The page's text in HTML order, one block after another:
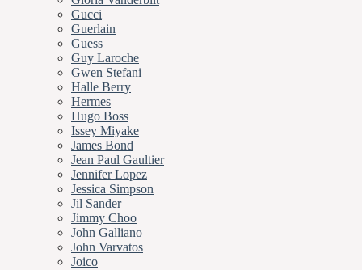
Gucci
Guerlain
Guess
Guy Laroche
Gwen Stefani
Halle Berry
Hermes
Hugo Boss
Issey Miyake
James Bond
Jean Paul Gaultier
Jennifer Lopez
Jessica Simpson
Jil Sander
Jimmy Choo
John Galliano
John Varvatos
Joico